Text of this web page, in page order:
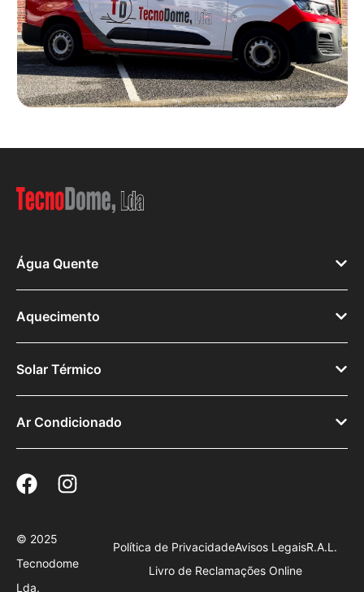
Água Quente
Aquecimento
Solar Térmico
Ar Condicionado
© 2025
Tecnodome
Lda.
Política de PrivacidadeAvisos LegaisR.A.L.
Livro de Reclamações Online